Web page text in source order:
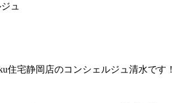
ュ
住宅静岡店のコンシェルジュ清水です！